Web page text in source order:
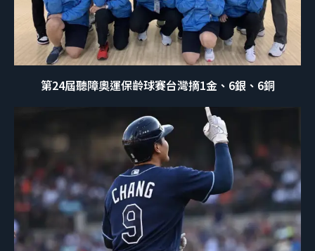
第24屆聽障奧運保齡球賽台灣摘1金、6銀、6銅